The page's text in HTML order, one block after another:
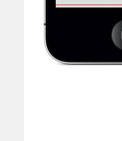
Fredens Torv 1 2.th
Tlf.: + 45 86 20 94 93